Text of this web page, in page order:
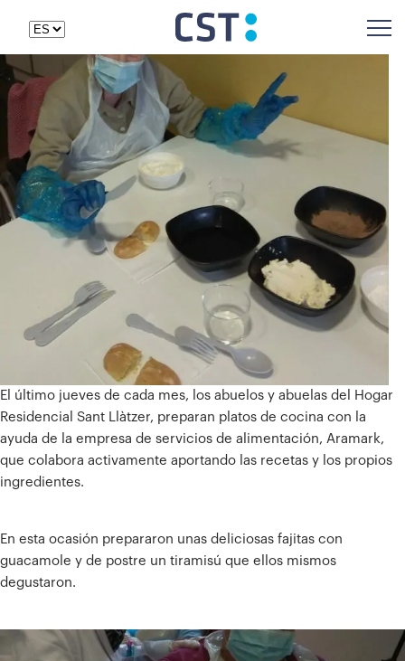
El último jueves de cada mes, los abuelos y abuelas del Hogar
Residencial Sant Llàtzer, preparan platos de cocina con la
ayuda de la empresa de servicios de alimentación, Aramark,
que colabora activamente aportando las recetas y los propios
ingredientes.
En esta ocasión prepararon unas deliciosas fajitas con
guacamole y de postre un tiramisú que ellos mismos
degustaron.